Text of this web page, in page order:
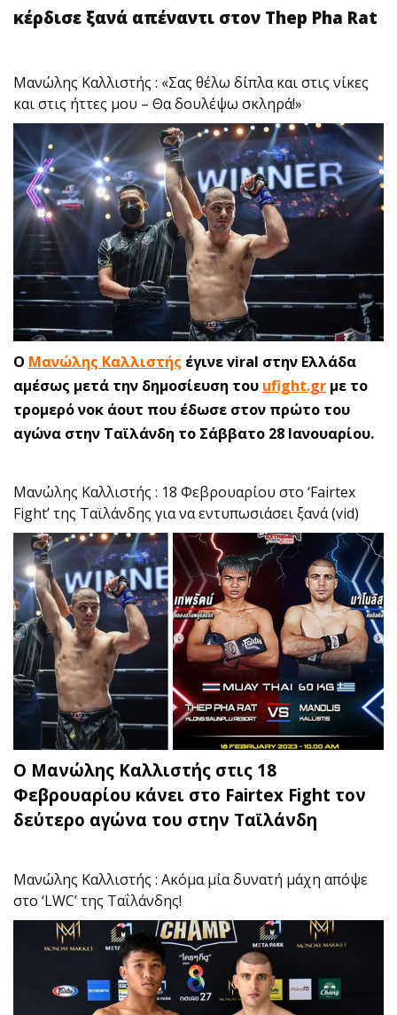
κέρδισε ξανά απέναντι στον Thep Pha Rat
Μανώλης Καλλιστής : «Σας θέλω δίπλα και στις νίκες
και στις ήττες μου – Θα δουλέψω σκληρά!»
O Μανώλης Καλλιστής έγινε viral στην Ελλάδα
αμέσως μετά την δημοσίευση του ufight.gr με το
τρομερό νοκ άουτ που έδωσε στον πρώτο του
αγώνα στην Ταϊλάνδη το Σάββατο 28 Ιανουαρίου.
Μανώλης Καλλιστής : 18 Φεβρουαρίου στο ‘Fairtex
Fight’ της Ταϊλάνδης για να εντυπωσιάσει ξανά (vid)
Ο Μανώλης Καλλιστής στις 18
Φεβρουαρίου κάνει στο Fairtex Fight τον
δεύτερο αγώνα του στην Ταϊλάνδη
Μανώλης Καλλιστής : Ακόμα μία δυνατή μάχη απόψε
στο ‘LWC’ της Ταΐλάνδης!